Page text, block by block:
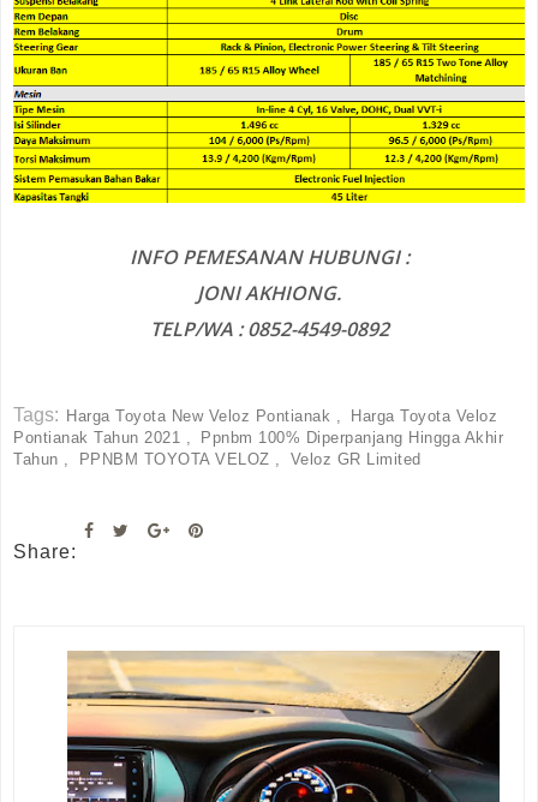
INFO PEMESANAN HUBUNGI :
JONI AKHIONG.
TELP/WA : 0852-4549-0892
Tags: Harga Toyota New Veloz Pontianak
Harga Toyota Veloz
Pontianak Tahun 2021
Ppnbm 100% Diperpanjang Hingga Akhir
Tahun
PPNBM TOYOTA VELOZ Veloz GR Limited
Share: